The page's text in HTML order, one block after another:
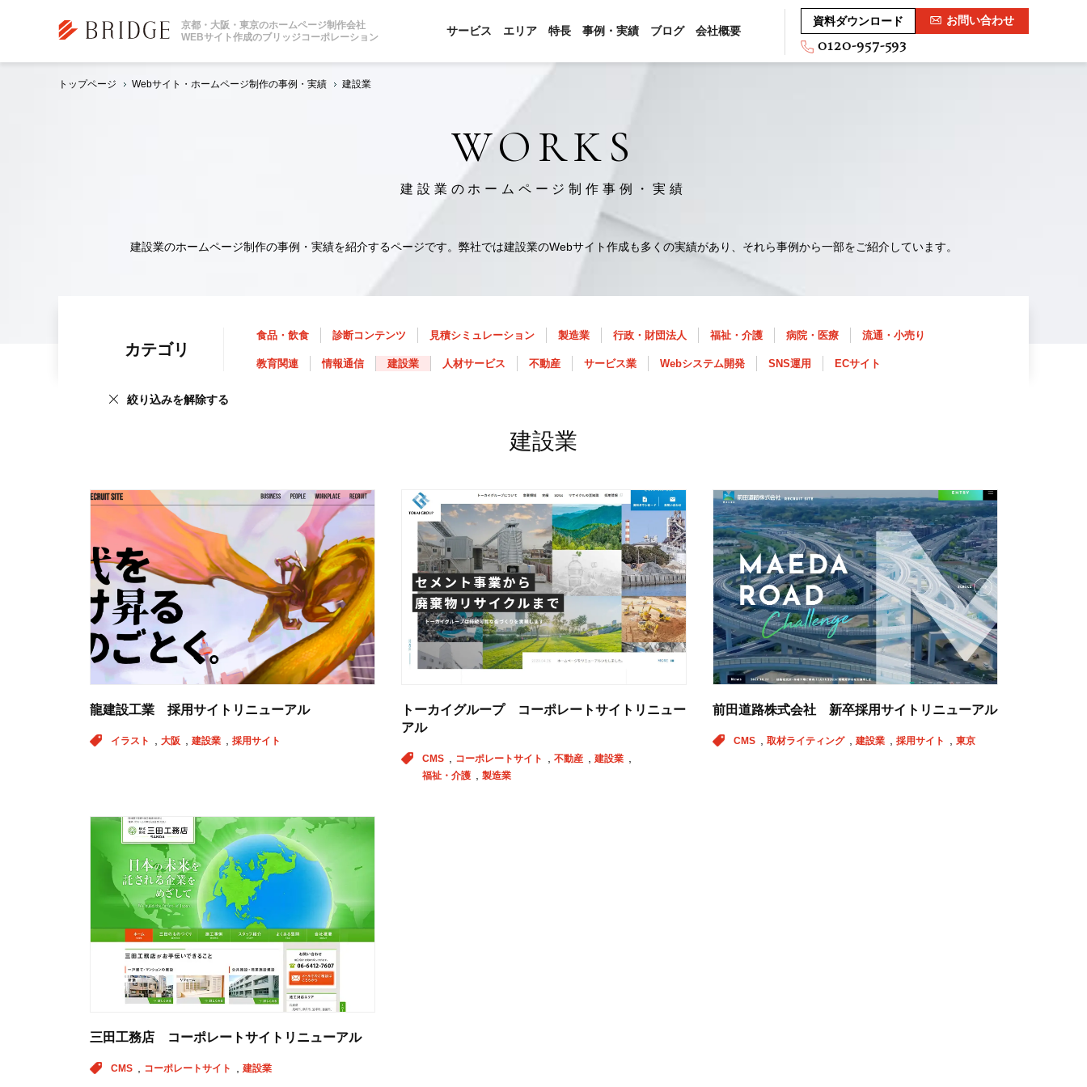
京都・大阪・東京のホームページ制作会社
WEBサイト作成のブリッジコーポレーション
サービス エリア 特長 事例・実績 ブログ 会社概要
資料ダウンロード お問い合わせ
0120-957-593
トップページ Webサイト・ホームページ制作の事例・実績 建設業
WORKS
建設業のホームページ制作事例・実績
建設業のホームページ制作の事例・実績を紹介するページです。弊社では建設業のWebサイト作成も多くの実績があり、それら事例から一部をご紹介しています。
カテゴリ
食品・飲食 診断コンテンツ 見積シミュレーション 製造業 行政・財団法人 福祉・介護 病院・医療 流通・小売り
教育関連 情報通信 建設業 人材サービス 不動産 サービス業 Webシステム開発 SNS運用 ECサイト
絞り込みを解除する
建設業
龍建設工業 採用サイトリニューアル
イラスト 大阪 建設業 採用サイト
トーカイグループ コーポレートサイトリニュー
アル
CMS コーポレートサイト 不動産
建設業
福祉・介護
製造業
前田道路株式会社 新卒採用サイトリニューアル
CMS 取材ライティング 建設業 採用サイト 東京
三田工務店 コーポレートサイトリニューアル
CMS コーポレートサイト 建設業